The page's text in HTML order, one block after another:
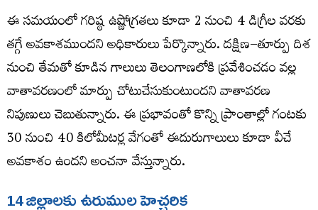
ఈ సమయంలో గరిష్ఠ ఉష్ణోగ్రతలు కూడా 2 నుంచి 4 డిగ్రీల వరకు
తగ్గే అవకాశముందని అధికారులు పేర్కొన్నారు. దక్షిణ–తూర్పు దిశ
నుంచి తేమతో కూడిన గాలులు తెలంగాణలోకి ప్రవేశించడం వల్ల
వాతావరణంలో మార్పు చోటుచేసుకుంటుందని వాతావరణ
నిపుణులు చెబుతున్నారు. ఈ ప్రభావంతో కొన్ని ప్రాంతాల్లో గంటకు
30 నుంచి 40 కిలోమీటర్ల వేగంతో ఈదురుగాలులు కూడా వీచే
అవకాశం ఉందని అంచనా వేస్తున్నారు.
14జిల్లాలకు ఉరుములహెచ్చరిక